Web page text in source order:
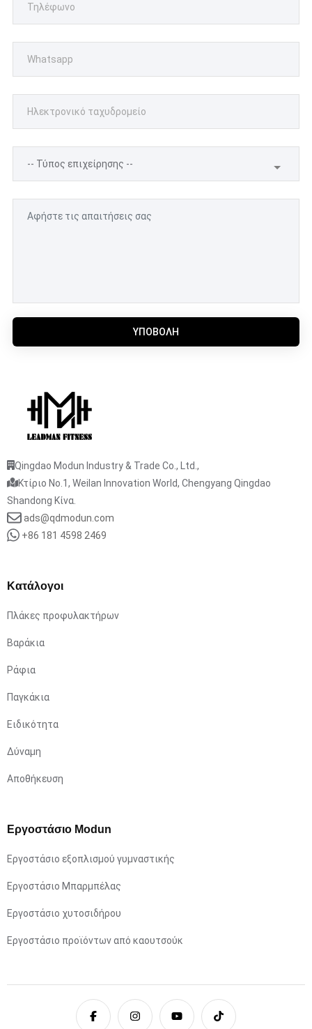
ΥΠΟΒΟΛΉ
Qingdao Modun Industry & Trade Co., Ltd.,
Κτίριο No.1, Weilan Innovation World, Chengyang Qingdao
Shandong Κίνα.
ads@qdmodun.com
+86 181 4598 2469
Κατάλογοι
Πλάκες προφυλακτήρων
Βαράκια
Ράφια
Παγκάκια
Ειδικότητα
Δύναμη
Αποθήκευση
Εργοστάσιο Modun
Εργοστάσιο εξοπλισμού γυμναστικής
Εργοστάσιο Μπαρμπέλας
Εργοστάσιο χυτοσιδήρου
Εργοστάσιο προϊόντων από καουτσούκ